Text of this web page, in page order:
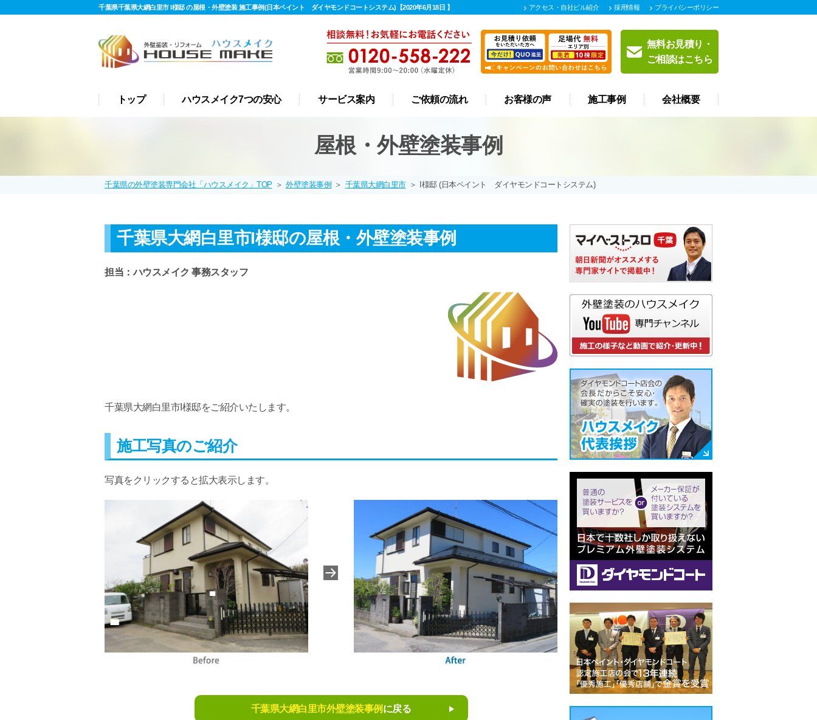
千葉県千葉県大網白里市 I様邸 の屋根・外壁塗装 施工事例(日本ペイント ダイヤモンドコートシステム)【2020年6月18日 】 アクセス・自社ビル紹介 採用情報 プライバシーポリシー
無料お見積り・
ご相談はこちら
トップ ハウスメイク7つの安心 サービス案内 ご依頼の流れ お客様の声 施工事例 会社概要
屋根・外壁塗装事例
千葉県の外壁塗装専門会社「ハウスメイク」TOP ＞ 外壁塗装事例 ＞ 千葉県大網白里市 ＞ I様邸 (日本ペイント ダイヤモンドコートシステム)
千葉県大網白里市I様邸の屋根・外壁塗装事例
担当：ハウスメイク 事務スタッフ
千葉県大網白里市I様邸をご紹介いたします。
施工写真のご紹介
写真をクリックすると拡大表示します。
千葉県大網白里市外壁塗装事例 に戻る